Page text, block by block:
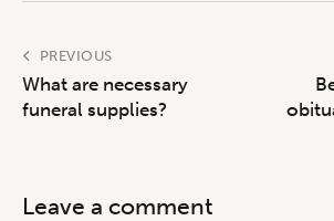
PREVIOUS
What are necessary
funeral supplies?
Leave a comment